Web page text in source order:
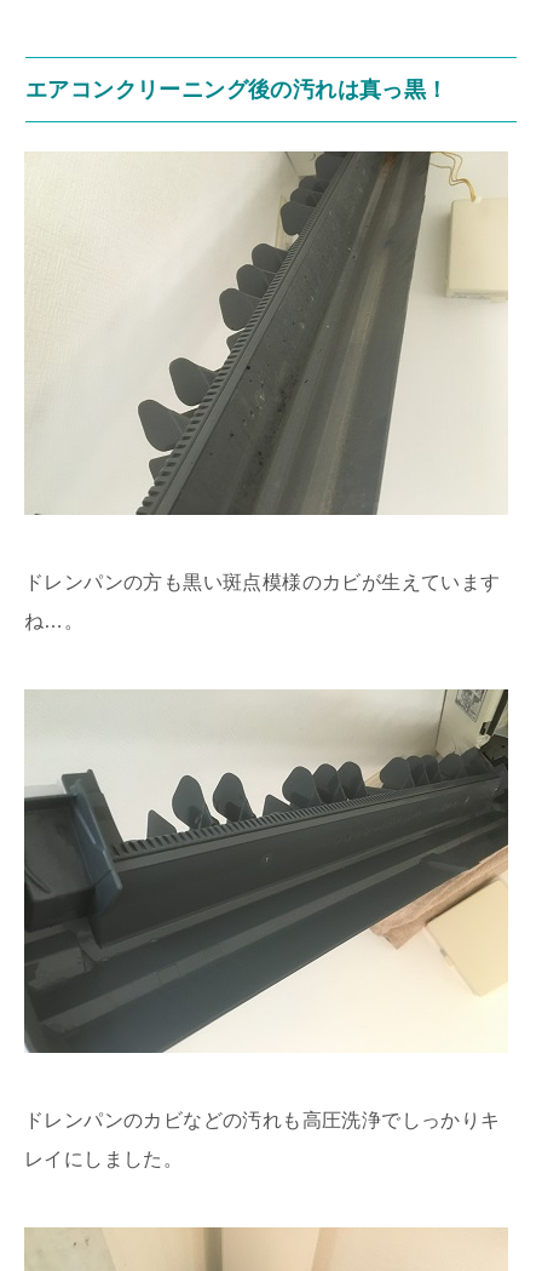
エアコンクリーニング後の汚れは真っ黒！
ドレンパンの方も黒い斑点模様のカビが生えています
ね…。
ドレンパンのカビなどの汚れも高圧洗浄でしっかりキ
レイにしました。